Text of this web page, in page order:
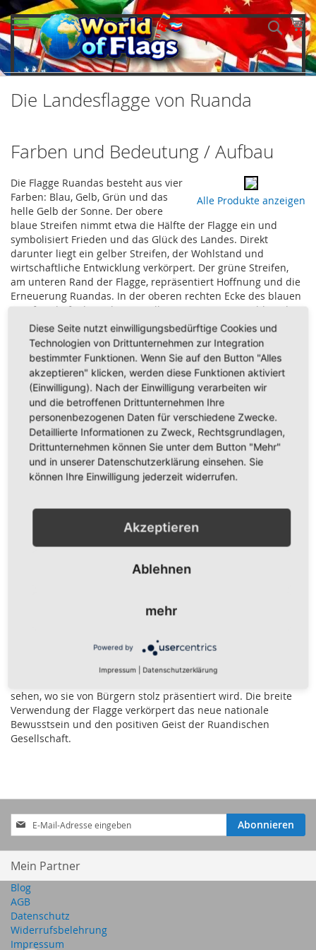
Direkt
zum
Inhalt
Die Landesflagge von Ruanda
Farben und Bedeutung / Aufbau
Alle Produkte anzeigen
Die Flagge Ruandas besteht aus vier
Farben: Blau, Gelb, Grün und das
helle Gelb der Sonne. Der obere
blaue Streifen nimmt etwa die Hälfte der Flagge ein und
symbolisiert Frieden und das Glück des Landes. Direkt
darunter liegt ein gelber Streifen, der Wohlstand und
wirtschaftliche Entwicklung verkörpert. Der grüne Streifen,
am unteren Rand der Flagge, repräsentiert Hoffnung und die
Erneuerung Ruandas. In der oberen rechten Ecke des blauen
Streifens befindet sich eine gelbe Sonne mit 24 Strahlen, die
Licht, Erleuchtung und Hoffnung symbolisiert.
Geschichtlicher Hintergrund
Die heutige Flagge von Ruanda wurde am 25. Oktober 2001
eingeführt, um ein neues Kapitel der Nation nach dem
Genozid von 1994 zu markieren. Die vorherige Flagge, die rot,
gelb und grün war, galt als stark belastet durch die traurige
Vergangenheit und schrecklichen Ereignisse im Land. Die
neue Flagge soll nun ein Symbol für die Einheit, Versöhnung
und den Fortschritt Ruandas darstellen. Das neue Design
Verwendungsarten
Unabhängigkeitstag oder während des Genozid-Gedenkens.
sie das Land stolz. Sie wird in Schulen gelehrt als ein Zeichen
der nationalen Identität und Einheit. Zudem weht die Flagge
vor öffentlichen Gebäuden, und in Ruanda ist es nicht
sehen, wo sie von Bürgern stolz präsentiert wird. Die breite
Verwendung der Flagge verkörpert das neue nationale
Bewusstsein und den positiven Geist der Ruandischen
Gesellschaft.
Anmeldung
zum
Newsletter:
Abonnieren
Mein Partner
Blog
AGB
Datenschutz
Widerrufsbelehrung
Impressum
Diese Seite nutzt einwilligungsbedürftige Cookies und
Technologien von Drittunternehmen zur Integration
bestimmter Funktionen. Wenn Sie auf den Button "Alles
akzeptieren" klicken, werden diese Funktionen aktiviert
(Einwilligung). Nach der Einwilligung verarbeiten wir
und die betroffenen Drittunternehmen Ihre
personenbezogenen Daten für verschiedene Zwecke.
Detaillierte Informationen zu Zweck, Rechtsgrundlagen,
Drittunternehmen können Sie unter dem Button "Mehr"
und in unserer Datenschutzerklärung einsehen. Sie
können Ihre Einwilligung jederzeit widerrufen.
Akzeptieren
Ablehnen
mehr
Powered by
Impressum Datenschutzerklärung